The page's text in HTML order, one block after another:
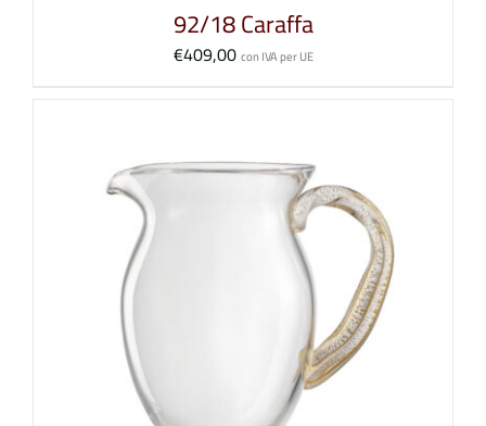
92/18 Caraffa
€409,00 con IVA per UE